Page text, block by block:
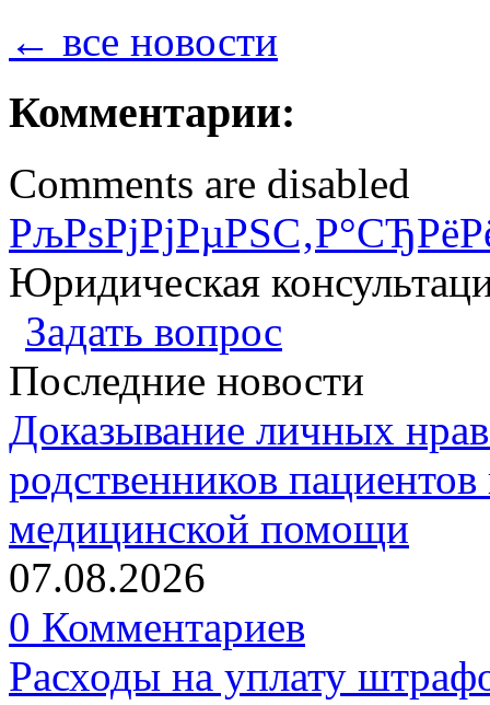
← все новости
Комментарии:
Comments are disabled
Юридическая
Задать вопрос
Последние новости
Доказывание личных
родственников
медицинской помощи
07.08.2026
0 Комментариев
Расходы на уплату